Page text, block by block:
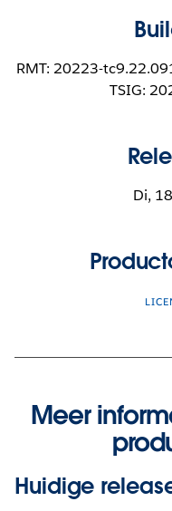
RMT: 20223-
TSIG:
Di,
Meer
Huidige